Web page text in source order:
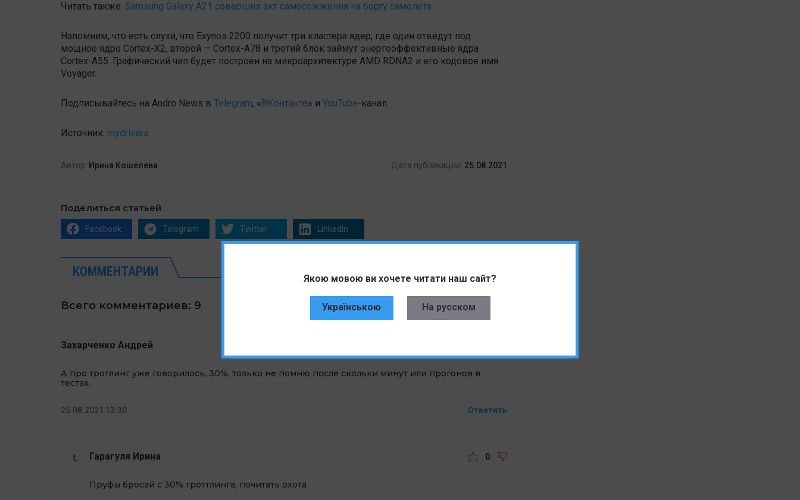
Якою мовою ви хочете читати наш сайт?
Українською На русском
Читать также: Samsung Galaxy A21 совершил акт самосожжения на борту самолета
Напомним, что есть слухи, что Exynos 2200 получит три кластера ядер, где один отведут под
мощное ядро Cortex-X2, второй — Cortex-A78 и третий блок займут энергоэффективные ядра
Cortex-A55. Графический чип будет построен на микроархитектуре AMD RDNA2 и его кодовое имя
Voyager.
Подписывайтесь на Andro News в Telegram, «ВКонтакте» и YouTube-канал .
Источник: mydrivers
Автор: Ирина Кошелева Дата публикации: 25.08.2021
Поделиться статьей
Facebook Telegram Twitter LinkedIn
КОММЕНТАРИИ
Всего комментариев: 9 Написать комментарий
Захарченко Андрей
А про тротлинг уже говорилось, 30%, только не помню после скольки минут или прогонов в
тестах.
25.08.2021 13:30 Ответить
Гарагуля Ирина 0
Пруфы бросай с 30% троттлинга, почитать охота